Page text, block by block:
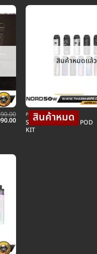
Current
price
สินค้าหมดแล้ว
POD พอตบุหรี่ไฟฟ้า
SMOK NORD 50W POD
KIT